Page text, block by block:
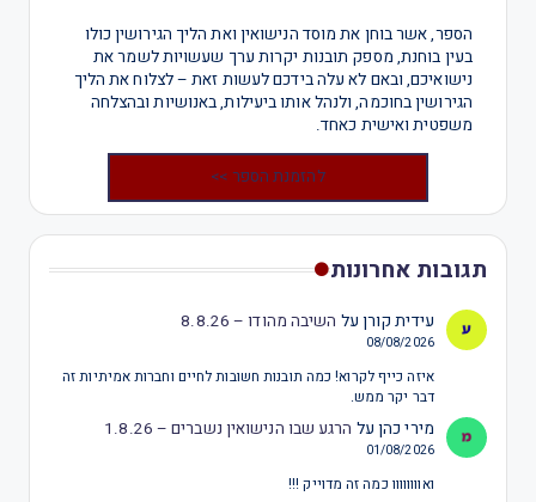
הספר, אשר בוחן את מוסד הנישואין ואת הליך הגירושין כולו
בעין בוחנת, מספק תובנות יקרות ערך שעשויות לשמר את
נישואיכם, ובאם לא עלה בידכם לעשות זאת – לצלוח את הליך
הגירושין בחוכמה, ולנהל אותו ביעילות, באנושיות ובהצלחה
משפטית ואישית כאחד.
להזמנת הספר >>
תגובות אחרונות
עידית קורן על השיבה מהודו – 8.8.26
08/08/2026
איזה כייף לקרוא! כמה תובנות חשובות לחיים וחברות אמיתיות זה
דבר יקר ממש.
מירי כהן על הרגע שבו הנישואין נשברים – 1.8.26
01/08/2026
ואוווווווו כמה זה מדוייק !!!